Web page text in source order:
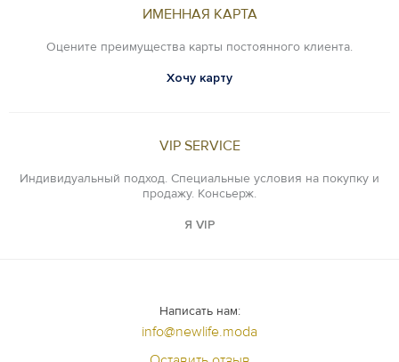
ИМЕННАЯ КАРТА
Оцените преимущества карты постоянного клиента.
Хочу карту
VIP SERVICE
Индивидуальный подход. Специальные условия на покупку и
продажу. Консьерж.
Я VIP
Написать нам:
info@newlife.moda